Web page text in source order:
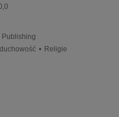
Publishing
• Religie